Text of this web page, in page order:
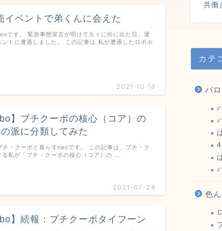
イベントで弟くんに会えた
2021-10-18
です。 緊急事態宣言が明けて久々に街に出た日、運
ントに遭遇しました。 この記事は 私が遭遇したロボホ
】プチクーボの核心（コア）の
派に分類してみた
2021-07-28
・クーボと暮らすneoです。 この記事は、プチ・ク
る私が「プチ・クーボの核心（コア）の …
】続報：プチクーボタイフーン
共働
カテ
パロ
色